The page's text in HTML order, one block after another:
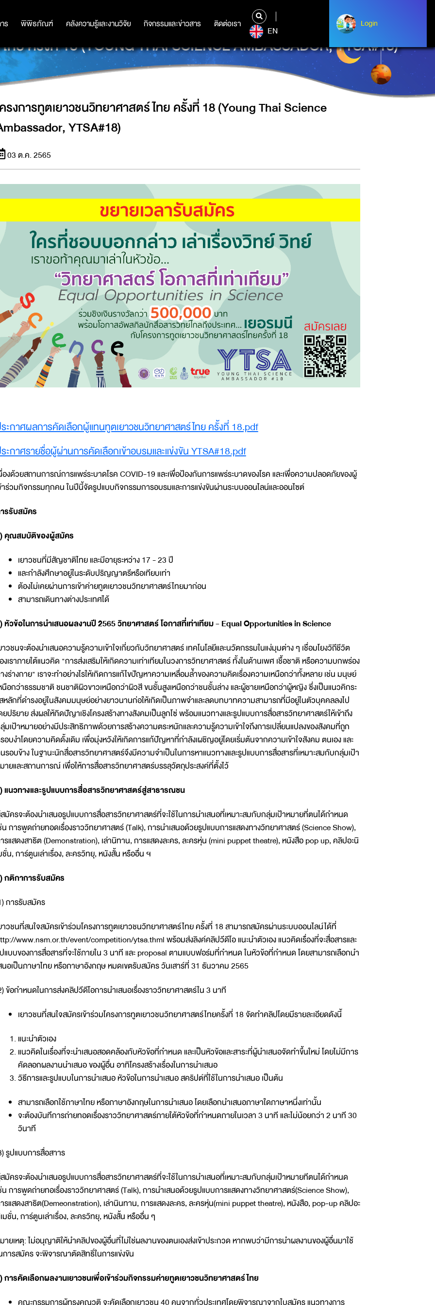
ร พิพิธภัณฑ์ คลังความรู้และงานวิจัย กิจกรรมและข่าวสาร ติดต่อเรา
ร พิพิธภัณฑ์ คลังความรู้และงานวิจัย กิจกรรมและข่าวสาร ติดต่อเรา
EN
Login
Login
ย ครั้งที่ 18 (YOUNG THAI SCIENCE AMBASSADOR, YTSA#18)
รงการทูตเยาวชนวิทยาศาสตร์ไทย ครั้งที่ 18 (Young Thai Science
YTSA#18)
03 ต.ค. 2565
ะกาศผลการคัดเลือกผู้แทนทูตเยาวชนวิทยาศาสตร์ไทย ครั้งที่ 18.pdf
ะกาศรายชื่อผู้ผ่านการคัดเลือกเข้าอบรมและแข่งขัน YTSA#18.pdf
องด้วยสถานการณ์การแพร่ระบาดโรค COVID-19 และเพื่อป้องกันการแพร่ระบาดของโรค และเพื่อความปลอดภัยของผู้
าร่วมกิจกรรมทุกคน ในปีนี้จัดรูปแบบกิจกรรมการอบรมและการแข่งขันผ่านระบบออนไลน์และออนไซต์
รรับสมัคร
คุณสมบัติของผู้สมัคร
เยาวชนที่มีสัญชาติไทย และมีอายุระหว่าง 17 - 23 ปี
และกำลังศึกษาอยู่ในระดับปริญญาตรีหรือเทียบเท่า
ต้องไม่เคยผ่านการเข้าค่ายทูตเยาวชนวิทยาศาสตร์ไทยมาก่อน
สามารถเดินทางต่างประเทศได้
หัวข้อในการนำเสนอผลงานปี 2565 วิทยาศาสตร์ โอกาสที่เท่าเทียม - Equal Opportunities in Science
าวชนจะต้องนำเสนอความรู้ความเข้าใจเกี่ยวกับวิทยาศาสตร์ เทคโนโลยีและนวัตกรรมในแง่มุมต่าง ๆ เชื่อมโยงวิถีชีวิต
งเราภายใต้แนวคิด "การส่งเสริมให้เกิดความเท่าเทียมในวงการวิทยาศาสตร์ ทั้งในด้านเพศ เชื้อชาติ หรือความบกพร่อง
งร่างกาย" เราจะทำอย่างไรให้เกิดการแก้ไขปัญหาความเหลื่อมล้ำของความคิดเรื่องความเหนือกว่าทั้งหลาย เช่น มนุษย์
นือกว่าธรรมชาติ ชนชาติผิวขาวเหนือกว่าผิวสี ขนชั้นสูงเหนือกว่าชนชั้นล่าง และผู้ชายเหนือกว่าผู้หญิง ซึ่งเป็นแนวคิกระ
หลักที่ดำรงอยู่ในสังคมมนุษย์อย่างยาวนานก่อให้เกิดเป็นภาพจำและลดบทบาทความสามารถที่มีอยู่ในตัวบุคคลลงไป
ยปริยาย ส่งผลให้กิดปัญาเชิงโครงสร้างทางสังคมเป็นลูกโซ่ พร้อมแนวทางและรูปแบบการสื่อสารวิทยาศาสตร์ให้เข้าถึง
มเป้าหมายอย่างมีประสิทธิภาพด้วยการสร้างความตระหนักและความรู้ความเข้าใจถึงการเปลี่ยนแปลงของสังคมที่ถูก
อบงำโดยความคิดดั้งเดิม เพื่อมุ่งหวังให้เกิดการแก้ปัญหาที่กำลังเผชิญอยู่โดยเริ่มต้นจากความเข้าใจสังคม ตนเอง และ
รอบข้าง ในฐานะนักสื่อสารวิทยาศาสตร์จึงมีความจำเป็นในการหาแนวทางและรูปแบบการสื่อสารที่เหมาะสมกับกลุ่มเป้า
ายและสถานการณ์ เพื่อให้การสื่อสารวิทยาศาสตร์บรรลุวัตถุประสงค์ที่ตั้งไว้
แนวทางและรูปแบบการสื่อสารวิทยาศาสตร์สู่สาธารณชน
มัครจะต้องนำเสนอรูปแบบการสื่อสารวิทยาศาสตร์ที่จะใช้ในการนำเสนอที่เหมาะสมกับกลุ่มเป้าหมายที่ตนได้กำหนด
น การพูดถ่ายทอดเรื่องราววิทยาศาสตร์ (Talk), การนำเสนอด้วยรูปแบบการแสดงทางวิทยาศาสตร์ (Science Show),
รแสดงสาธิต (Demonstration), เล่านิทาน, การแสดงละคร, ละครหุ่น (mini puppet theatre), หนังสือ pop up, คลิปอะนิ
ชั่น, การ์ตูนเล่าเรื่อง, ละครวิทยุ, หนังสั้น หรืออื่น ฯ
กติกาการรับสมัคร
การรับสมัคร
าวชนที่สนใจสมัครเข้าร่วมโครงการทูตเยาวชนวิทยาศาสตร์ไทย ครั้งที่ 18 สามารถสมัครผ่านระบบออนไลน์ได้ที่
www.nsm.or.th/event/competition/ytsa.thml พร้อมส่งลิงค์คลิปวีดีโอ แนะนำตัวเอง แนวคิดเรื่องที่จะสื่อสารและ
แบบของการสื่อสารที่จะใช้ภายใน 3 นาที และ proposal ตามแบบฟอร์มที่กำหนด ในหัวข้อที่กำหนด โดยสามารถเลือกนำ
นอเป็นภาษาไทย หรือภาษาอังกฤษ หมดเขตรับสมัคร วันเสาร์ที่ 31 ธันวาคม 2565
ข้อกำหนดในการส่งคลิปวีดีโอการนำเสนอเรื่องราววิทยาศาสตร์ใน 3 นาที
เยาวชนที่สนใจสมัครเข้าร่วมโครงการทูตเยาวชนวิทยาศาสตร์ไทยครั้งที่ 18 จัดทำคลิปโดยมีรายละเอียดดังนี้
แนะนำตัวเอง
แนวคิดในเรื่องที่จะนำเสนอสอดคล้องกับหัวข้อที่กำหนด และเป็นหัวข้อและสาระที่ผู้นำเสนอจัดทำขึ้นใหม่ โดยไม่มีการ
คัดลอกผลงานนำเสนอ ของผู้อื่น อาทิโครงสร้างเรื่องในการนำเสนอ
วิธีการและรูปแบบในการนำเสนอ หัวข้อในการนำเสนอ สคริปต์ที่ใช้ในการนำเสนอ เป็นต้น
สามารถเลือกใช้ภาษาไทย หรือภาษาอังกฤษในการนำเสนอ โดยเลือกนำเสนอภาษาใดภาษาหนึ่งเท่านั้น
จะต้องบันทึการถ่ายทอดเรื่องราววิทยาศาสตร์ภายใต้หัวข้อที่กำหนดภายในเวลา 3 นาที และไม่น้อยกว่า 2 นาที 30
วินาที
รูปแบบการสื่อสาาร
มัครจะต้องนำเสนอรูปแบบการสื่อสารวิทยาศาสตร์ที่จะใช้ในการนำเสนอที่เหมาะสมกับกลุ่มเป้าหมายทีตนได้กำหนด
น การพูดถ่ายทอเรื่องราววิทยาศาสตร์ (Talk), การนำเสนอด้วยรูปแบบการแสดงทางวิทยาศาสตร์(Science Show),
รแสดงสาธิต(Demeonstration), เล่านินทาน, การแสดงละคร, ละครหุ่น(mini puppet theatre), หนังสือ, pop-up คลิปอะ
มชั่น, การ์ตูนเล่าเรื่อง, ละครวิทยุ, หนังสั้น หรืออื่น ๆ
ายเหตุ: ไม่อนุญาติให้นำคลิปของผู้อื่นที่ไม่ใช่ผลงานของตนเองส่งเข้าประกวด หากพบว่ามีการนำผลงานของผู้อื่นมาใช้
การสมัคร จะพิจารณาตัดสิทธิ์ในการแข่งขัน
การคัดเลือกผลงานเยาวชนเพื่อเข้าร่วมกิจกรรมค่ายทูตเยาวชนวิทยาศาสตร์ไทย
คณะกรรมการผู้ทรงคุณวุติ จะคัดเลือกเยาวชน 40 คนจากทั่วประเทศโดยพิจารณาจากใบสมัคร แนวทางการ